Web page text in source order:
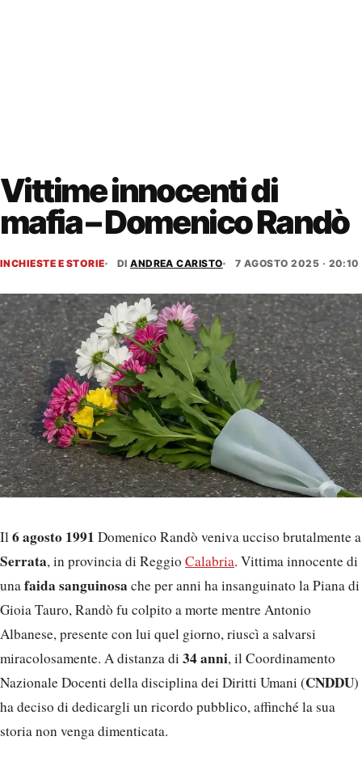
Vittime innocenti di
mafia – Domenico Randò
INCHIESTE E STORIE DIANDREA CARISTO 7 AGOSTO 2025 · 20:10
Il6 agosto 1991 Domenico Randò veniva ucciso brutalmente a
Serrata, in provincia di Reggio Calabria. Vittima innocente di
unafaida sanguinosa che per anni ha insanguinato la Piana di
Gioia Tauro, Randò fu colpito a morte mentre Antonio
Albanese, presente con lui quel giorno, riuscì a salvarsi
miracolosamente. A distanza di 34 anni, il Coordinamento
Nazionale Docenti della disciplina dei Diritti Umani (CNDDU)
ha deciso di dedicargli un ricordo pubblico, affinché la sua
storia non venga dimenticata.